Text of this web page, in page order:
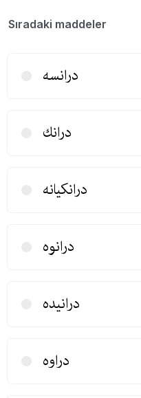
Sıradaki maddeler
درانسه
درانك
درانكیانه
درانوه
درانیده
دراوه